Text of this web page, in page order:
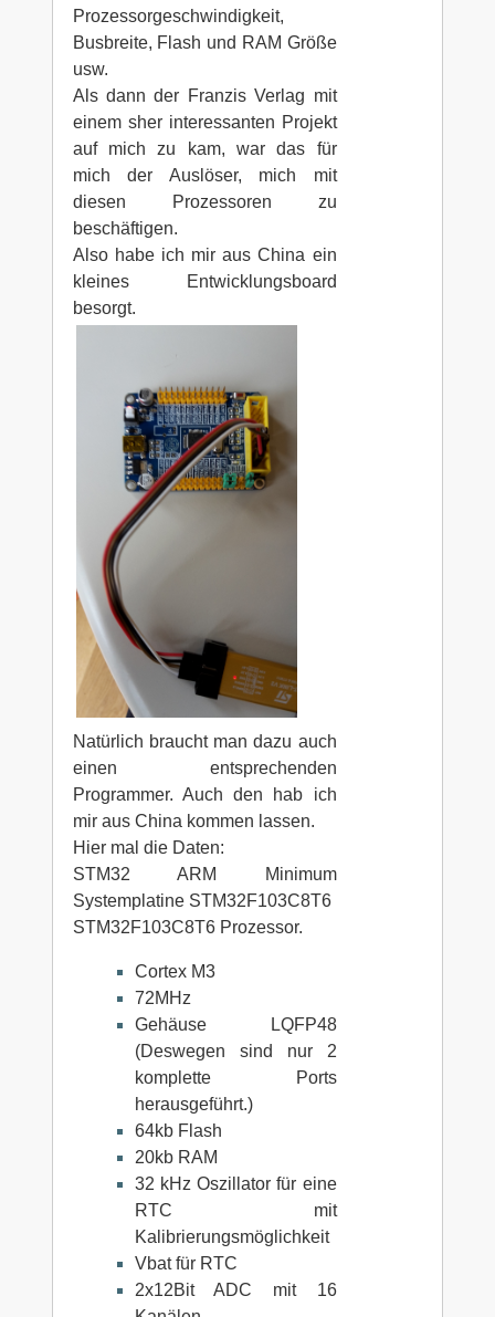
Prozessorgeschwindigkeit,
Busbreite, Flash und RAM Größe
usw.
Als dann der Franzis Verlag mit
einem sher interessanten Projekt
auf mich zu kam, war das für
mich der Auslöser, mich mit
diesen Prozessoren zu
beschäftigen.
Also habe ich mir aus China ein
kleines Entwicklungsboard
besorgt.
Natürlich braucht man dazu auch
einen entsprechenden
Programmer. Auch den hab ich
mir aus China kommen lassen.
Hier mal die Daten:
STM32 ARM Minimum
Systemplatine STM32F103C8T6
STM32F103C8T6 Prozessor.
Cortex M3
72MHz
Gehäuse LQFP48
(Deswegen sind nur 2
komplette Ports
herausgeführt.)
64kb Flash
20kb RAM
32 kHz Oszillator für eine
RTC mit
Kalibrierungsmöglichkeit
Vbat für RTC
2x12Bit ADC mit 16